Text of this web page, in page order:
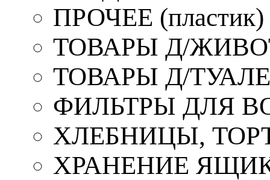
ПРОЧЕЕ (пластик)
ТОВАРЫ Д/
ТОВАРЫ Д/
ФИЛЬТРЫ ДЛЯ
ХЛЕБНИЦЫ,
ХРАНЕНИЕ